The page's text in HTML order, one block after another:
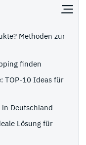
Methoden zur
finden
TOP-10 Ideas für
Deutschland
Lösung für